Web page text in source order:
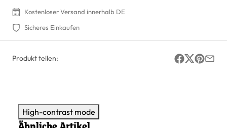
Kostenloser Versand innerhalb DE
Sicheres Einkaufen
Produkt teilen:
High-contrast mode